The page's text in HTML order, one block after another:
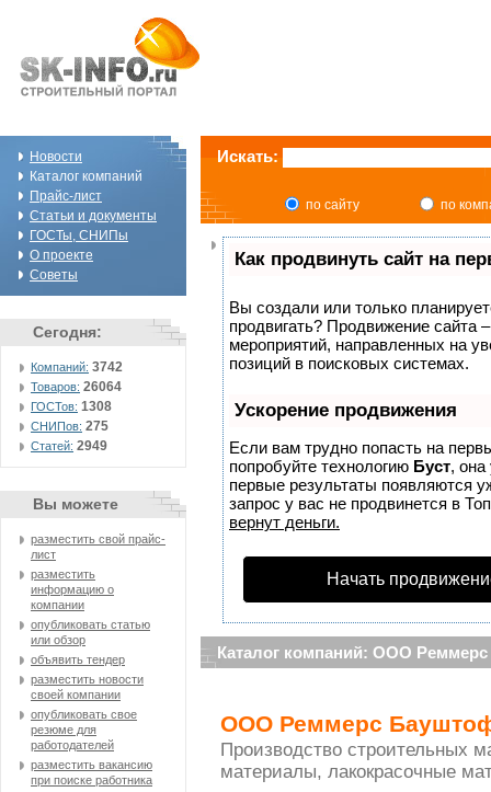
Новости
Каталог компаний
Прайс-лист
Статьи и документы
ГОСТы, СНИПы
О проекте
Советы
Сегодня:
Компаний: 3742
Товаров: 26064
ГОСТов: 1308
СНИПов: 275
Статей: 2949
Вы можете
разместить свой прайс-
лист
разместить
информацию о
компании
опубликовать статью
или обзор
объявить тендер
разместить новости
своей компании
опубликовать свое
резюме для
работодателей
разместить вакансию
при поиске работника
Искать:
по сайту по
Как продвинуть сайт на
Вы создали или только
продвигать? Продвижение сайта
мероприятий, направленных на
позиций в поисковых системах.
Ускорение продвижения
Если вам трудно попасть на
попробуйте технологию Буст, она
первые результаты появляются
запрос у вас не продвинется в
вернут деньги.
Начать
Каталог компаний: ООО
ООО Реммерс
Производство строительных
материалы, лакокрасочные